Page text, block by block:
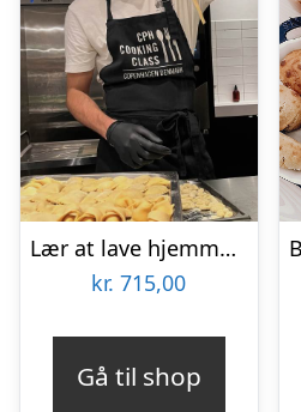
Lær at lave hjemmelavet pasta hos CPH Cooking Class
kr. 715,00
Gå til shop